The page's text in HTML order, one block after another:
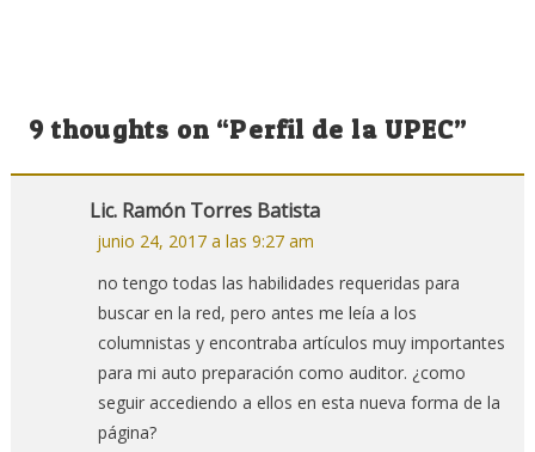
9 thoughts on “Perfil de la UPEC”
Lic. Ramón Torres Batista
junio 24, 2017 a las 9:27 am
no tengo todas las habilidades requeridas para
buscar en la red, pero antes me leía a los
columnistas y encontraba artículos muy importantes
para mi auto preparación como auditor. ¿como
seguir accediendo a ellos en esta nueva forma de la
página?